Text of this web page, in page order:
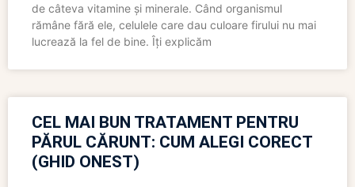
de câteva vitamine și minerale. Când organismul
rămâne fără ele, celulele care dau culoare firului nu mai
lucrează la fel de bine. Îți explicăm
CEL MAI BUN TRATAMENT PENTRU
PĂRUL CĂRUNT: CUM ALEGI CORECT
(GHID ONEST)